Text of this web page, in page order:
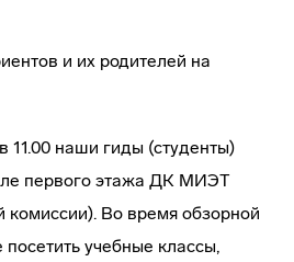
наши гиды (студенты)
первого этажа ДК МИЭТ
Во время обзорной
учебные классы,